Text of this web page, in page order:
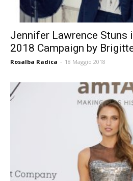
Jennifer Lawrence Stuns
2018 Campaign by
Rosalba Radica - 18 Maggio 2018